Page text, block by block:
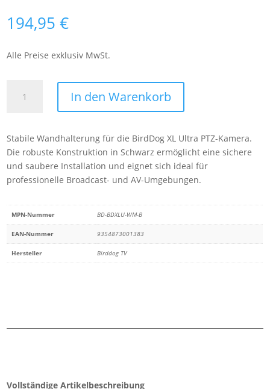
194,95€
Alle Preise exklusiv MwSt.
Wall
Mount
(Black)
Menge
In den Warenkorb
Stabile Wandhalterung für die BirdDog XL Ultra PTZ-Kamera.
Die robuste Konstruktion in Schwarz ermöglicht eine sichere
und saubere Installation und eignet sich ideal für
professionelle Broadcast- und AV-Umgebungen.
MPN-Nummer BD-BDXLU-WM-B
EAN-Nummer 9354873001383
Hersteller Birddog TV
Vollständige Artikelbeschreibung